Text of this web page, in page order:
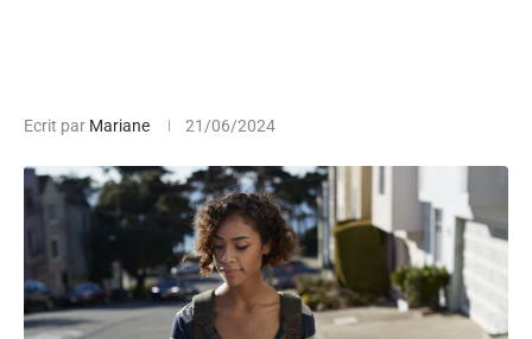
Ecrit par Mariane 21/06/2024